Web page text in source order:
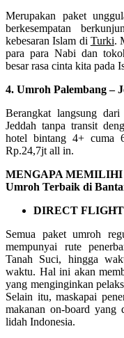
Merupakan paket
berkesempatan
kebesaran Islam di Turki.
para para Nabi dan
besar rasa cinta kita pada
4. Umroh Palembang –
Berangkat langsung
Jeddah tanpa transit
hotel bintang 4+ cuma
Rp.24,7jt all in.
MENGAPA MEMILIHI
Umroh Terbaik di
DIRECT
Semua paket umroh
mempunyai rute
Tanah Suci, hingga
waktu. Hal ini akan
yang menginginkan
Selain itu, maskapai
makanan on-board yang
lidah Indonesia.